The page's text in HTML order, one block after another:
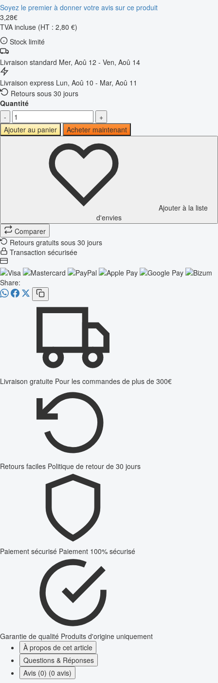
Soyez le premier à donner votre avis sur ce produit
3,28€
TVA incluse (HT : 2,80 €)
Stock limité
Livraison standard Mer, Aoû 12 - Ven, Aoû 14
Livraison express Lun, Aoû 10 - Mar, Aoû 11
Retours sous 30 jours
Quantité
-
+
Ajouter au panier
Acheter maintenant
Ajouter à la liste
d'envies
Comparer
Retours gratuits sous 30 jours
Transaction sécurisée
Share:
Livraison gratuite Pour les commandes de plus de 300€
Retours faciles Politique de retour de 30 jours
Paiement sécurisé Paiement 100% sécurisé
Garantie de qualité Produits d'origine uniquement
À propos de cet article
Questions & Réponses
Avis (0) (0 avis)